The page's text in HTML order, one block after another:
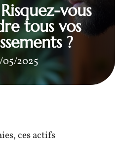
vous
tous vos
?
05/2025
ces actifs